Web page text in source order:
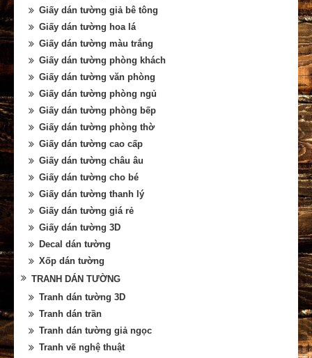
Giấy dán tường giả bê tông
Giấy dán tường hoa lá
Giấy dán tường màu trắng
Giấy dán tường phòng khách
Giấy dán tường văn phòng
Giấy dán tường phòng ngủ
Giấy dán tường phòng bếp
Giấy dán tường phòng thờ
Giấy dán tường cao cấp
Giấy dán tường châu âu
Giấy dán tường cho bé
Giấy dán tường thanh lý
Giấy dán tường giá rẻ
Giấy dán tường 3D
Decal dán tường
Xốp dán tường
TRANH DÁN TƯỜNG
Tranh dán tường 3D
Tranh dán trần
Tranh dán tường giả ngọc
Tranh vẽ nghệ thuật